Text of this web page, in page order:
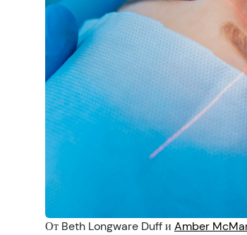
Симптомы
Здоровье зрения
Безопасность и
Проверка зрения
Родители и дети
Питомцы и животные
Зрение и безопасность на
Ресурсы
От Beth Longware Duff и Amber